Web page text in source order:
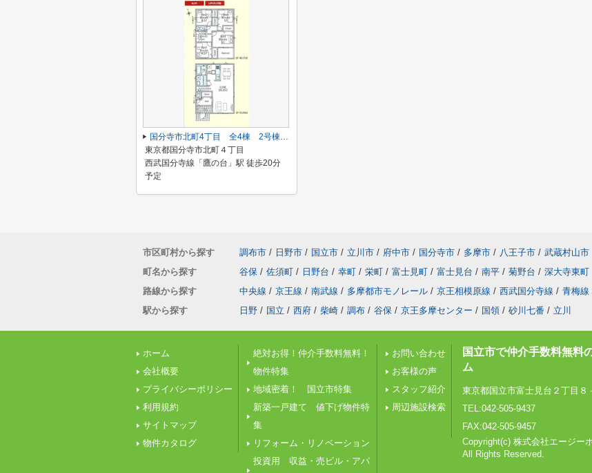
国分寺市北町4丁目 全4棟 2号棟 仲介手数料無料
東京都国分寺市北町４丁目
西武国分寺線「鷹の台」駅 徒歩20分
予定
市区町村から探す 調布市 / 日野市 / 国立市 / 立川市 / 府中市 / 国分寺市 / 多摩市 / 八王子市 / 武蔵村山市
町名から探す
谷保 / 佐須町 / 日野台 / 幸町 / 栄町 / 富士見町 / 富士見台 / 南平 / 菊野台 / 深大寺東町
路線から探す
中央線 / 京王線 / 南武線 / 多摩都市モノレール / 京王相模原線 / 西武国分寺線 / 青梅線
駅から探す
日野 / 国立 / 西府 / 柴崎 / 調布 / 谷保 / 京王多摩センター / 国領 / 砂川七番 / 立川
ホーム
会社概要
プライバシーポリシー
利用規約
サイトマップ
物件カタログ
絶対お得！仲介手数料無料！
物件特集
地域密着！ 国立市特集
新築一戸建て 値下げ物件特
集
リフォーム・リノベーション
投資用 収益・売ビル・アパ
お問い合わせ
お客様の声
スタッフ紹介
周辺施設検索
国立市で仲介手数料無料
ム
東京都国立市富士見台２丁目
TEL:042-505-9437
FAX:042-505-9457
Copyright(c) 株式会社エージー
All Rights Reserved.